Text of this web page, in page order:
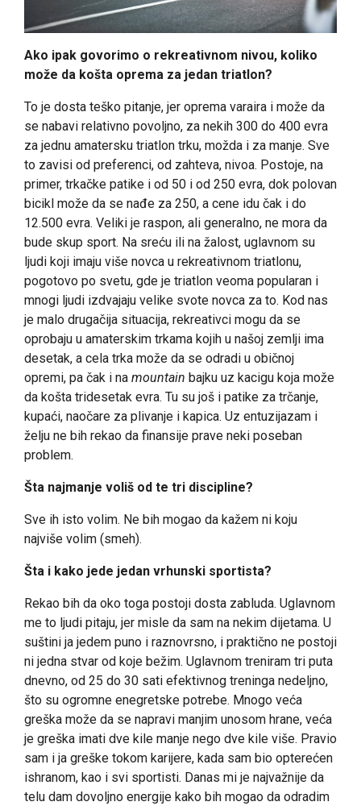
Ako ipak govorimo o rekreativnom nivou, koliko
može da košta oprema za jedan triatlon?
To je dosta teško pitanje, jer oprema varaira i može da
se nabavi relativno povoljno, za nekih 300 do 400 evra
za jednu amatersku triatlon trku, možda i za manje. Sve
to zavisi od preferenci, od zahteva, nivoa. Postoje, na
primer, trkačke patike i od 50 i od 250 evra, dok polovan
bicikl može da se nađe za 250, a cene idu čak i do
12.500 evra. Veliki je raspon, ali generalno, ne mora da
bude skup sport. Na sreću ili na žalost, uglavnom su
ljudi koji imaju više novca u rekreativnom triatlonu,
pogotovo po svetu, gde je triatlon veoma popularan i
mnogi ljudi izdvajaju velike svote novca za to. Kod nas
je malo drugačija situacija, rekreativci mogu da se
oprobaju u amaterskim trkama kojih u našoj zemlji ima
desetak, a cela trka može da se odradi u običnoj
opremi, pa čak i na mountain bajku uz kacigu koja može
da košta tridesetak evra. Tu su još i patike za trčanje,
kupaći, naočare za plivanje i kapica. Uz entuzijazam i
želju ne bih rekao da finansije prave neki poseban
problem.
Šta najmanje voliš od te tri discipline?
Sve ih isto volim. Ne bih mogao da kažem ni koju
najviše volim (smeh).
Šta i kako jede jedan vrhunski sportista?
Rekao bih da oko toga postoji dosta zabluda. Uglavnom
me to ljudi pitaju, jer misle da sam na nekim dijetama. U
suštini ja jedem puno i raznovrsno, i praktično ne postoji
ni jedna stvar od koje bežim. Uglavnom treniram tri puta
dnevno, od 25 do 30 sati efektivnog treninga nedeljno,
što su ogromne enegretske potrebe. Mnogo veća
greška može da se napravi manjim unosom hrane, veća
je greška imati dve kile manje nego dve kile više. Pravio
sam i ja greške tokom karijere, kada sam bio opterećen
ishranom, kao i svi sportisti. Danas mi je najvažnije da
telu dam dovoljno energije kako bih mogao da odradim